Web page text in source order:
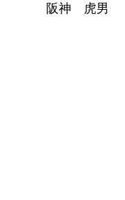
阪神 虎男